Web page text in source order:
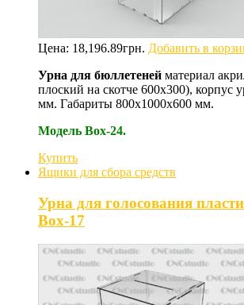
Цена: 18,196.89грн. Добавить в
Урна для бюллетеней материал
плоский на скотче 600х300), корпус
мм. Габариты 800х1000х600 мм.
Модель Box-24.
Купить
Ящики для сбора средств
Урна для голосования
Box-17